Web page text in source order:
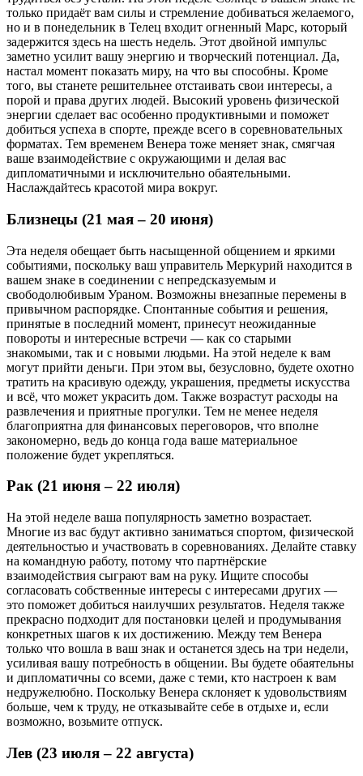
только придаёт вам силы и стремление добиваться желаемого,
но и в понедельник в Телец входит огненный Марс, который
задержится здесь на шесть недель. Этот двойной импульс
заметно усилит вашу энергию и творческий потенциал. Да,
настал момент показать миру, на что вы способны. Кроме
того, вы станете решительнее отстаивать свои интересы, а
порой и права других людей. Высокий уровень физической
энергии сделает вас особенно продуктивными и поможет
добиться успеха в спорте, прежде всего в соревновательных
форматах. Тем временем Венера тоже меняет знак, смягчая
ваше взаимодействие с окружающими и делая вас
дипломатичными и исключительно обаятельными.
Наслаждайтесь красотой мира вокруг.
Близнецы (21 мая – 20 июня)
Эта неделя обещает быть насыщенной общением и яркими
событиями, поскольку ваш управитель Меркурий находится в
вашем знаке в соединении с непредсказуемым и
свободолюбивым Ураном. Возможны внезапные перемены в
привычном распорядке. Спонтанные события и решения,
принятые в последний момент, принесут неожиданные
повороты и интересные встречи — как со старыми
знакомыми, так и с новыми людьми. На этой неделе к вам
могут прийти деньги. При этом вы, безусловно, будете охотно
тратить на красивую одежду, украшения, предметы искусства
и всё, что может украсить дом. Также возрастут расходы на
развлечения и приятные прогулки. Тем не менее неделя
благоприятна для финансовых переговоров, что вполне
закономерно, ведь до конца года ваше материальное
положение будет укрепляться.
Рак (21 июня – 22 июля)
На этой неделе ваша популярность заметно возрастает.
Многие из вас будут активно заниматься спортом, физической
деятельностью и участвовать в соревнованиях. Делайте ставку
на командную работу, потому что партнёрские
взаимодействия сыграют вам на руку. Ищите способы
согласовать собственные интересы с интересами других —
это поможет добиться наилучших результатов. Неделя также
прекрасно подходит для постановки целей и продумывания
конкретных шагов к их достижению. Между тем Венера
только что вошла в ваш знак и останется здесь на три недели,
усиливая вашу потребность в общении. Вы будете обаятельны
и дипломатичны со всеми, даже с теми, кто настроен к вам
недружелюбно. Поскольку Венера склоняет к удовольствиям
больше, чем к труду, не отказывайте себе в отдыхе и, если
возможно, возьмите отпуск.
Лев (23 июля – 22 августа)